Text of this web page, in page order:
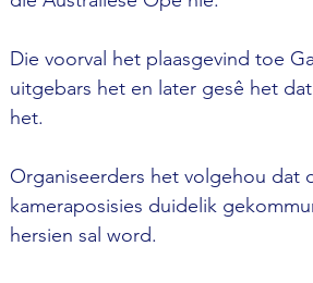
Die voorval het plaasgevind toe
uitgebars het en later gesê het
het.
Organiseerders het volgehou dat
kameraposisies duidelik
hersien sal word.